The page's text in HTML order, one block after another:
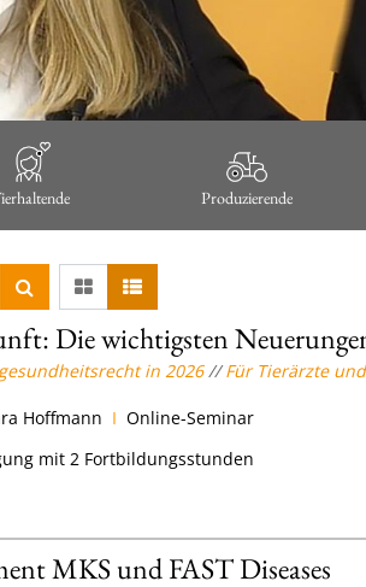
Produzierende
Die wichtigsten
in 2026//Für Tierärzte
Hoffmann I Online-Seminar
mit 2 Fortbildungsstunden
MKS und FAST Diseases